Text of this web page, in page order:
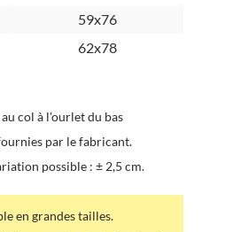
59x76
62x78
col à l'ourlet du bas
par le fabricant.
possible : ± 2,5 cm.
en grandes tailles.